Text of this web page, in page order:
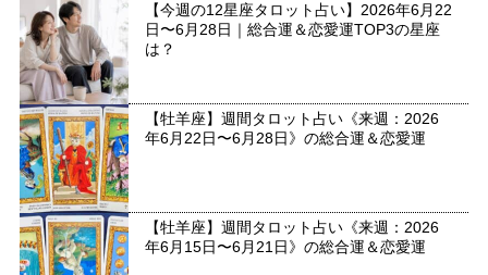
【今週の12星座タロット占い】2026年6月22
日〜6月28日｜総合運＆恋愛運TOP3の星座
は？
【牡羊座】週間タロット占い《来週：2026
年6月22日〜6月28日》の総合運＆恋愛運
【牡羊座】週間タロット占い《来週：2026
年6月15日〜6月21日》の総合運＆恋愛運